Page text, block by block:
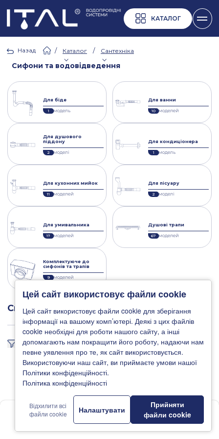
Цей сайт використовує файли cookie
Цей сайт використовує файли cookie для зберігання
інформації на вашому комп’ютері. Деякі з цих файлів
cookie необхідні для роботи нашого сайту, а інші
допомагають нам покращити його роботу, надаючи нам
певне уявлення про те, як сайт використовується.
Використовуючи наш сайт, ви приймаєте умови нашої
Політики конфіденційності.
Політика конфіденційності
Відхилити всі
файли cookie
Налаштувати
Прийняти
файли cookie
КАТАЛОГ
Назад / Каталог / Сантехніка
Сифони та водовідведення
Для біде
1 модель
Для ванни
10 моделей
Для душового
піддону
2 моделі
Для кондиціонера
1 модель
Для кухонних мийок
11 моделей
Для пісуару
2 моделі
Для умивальника
17 моделей
Душові трапи
67 моделей
Комплектуюче до
сифонів та трапів
9 моделей
Сифони та водовідведення
Фільтр
1